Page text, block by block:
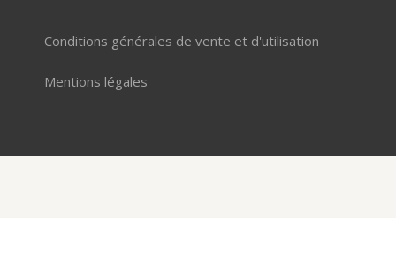
Conditions générales de vente et d'utilisation
Mentions légales